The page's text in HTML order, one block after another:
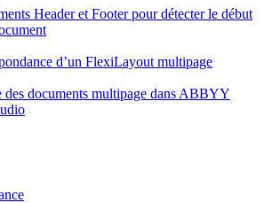
Header et Footer pour détecter le début
d’un FlexiLayout multipage
des documents multipage dans ABBYY